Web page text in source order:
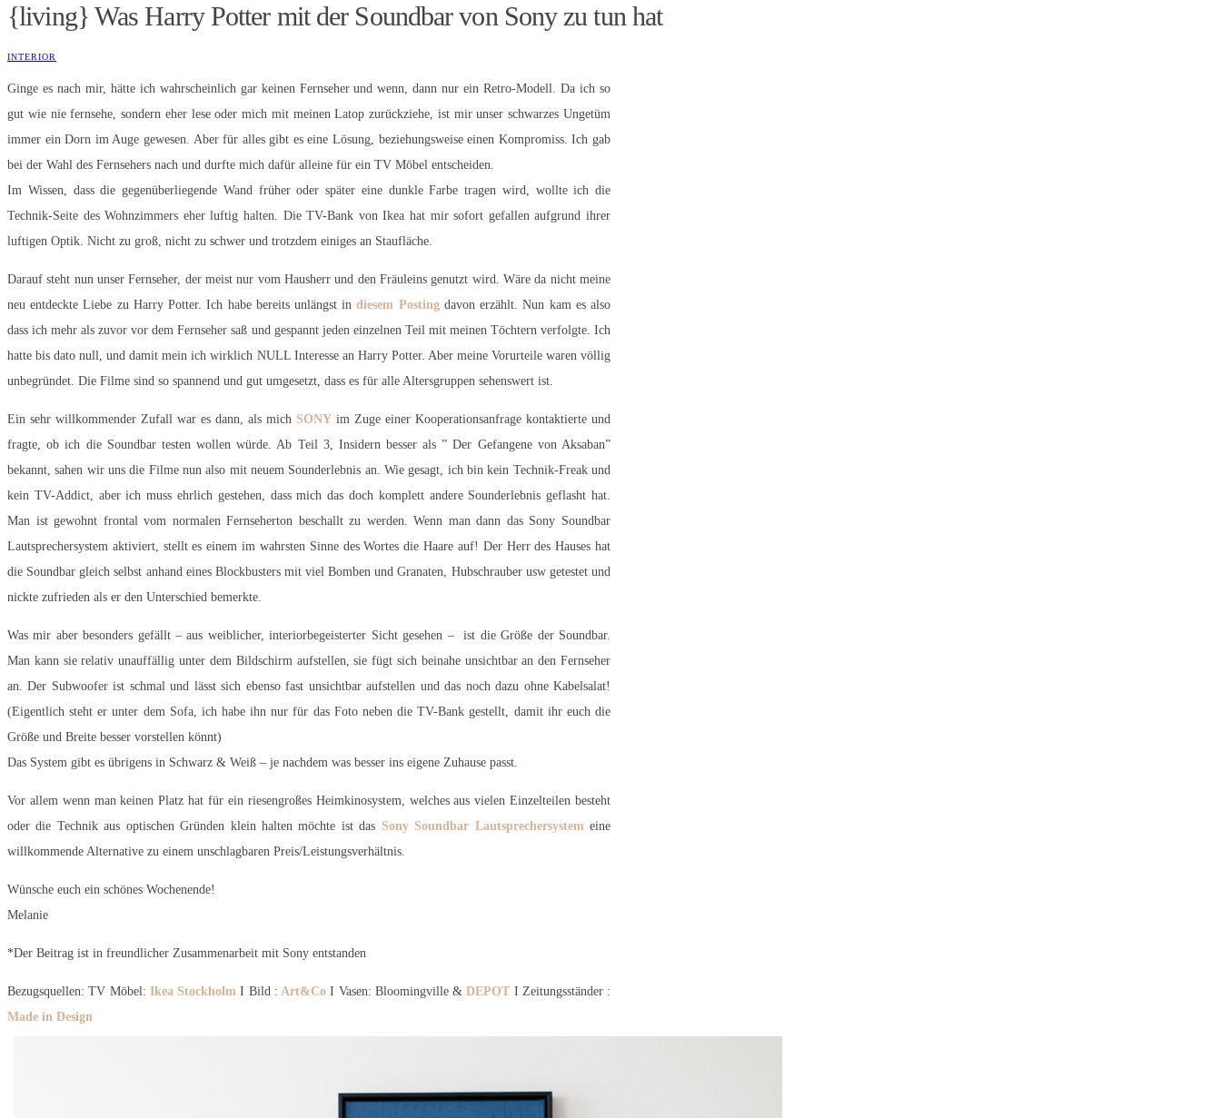
{living} Was Harry Potter mit der Soundbar von Sony zu tun hat
INTERIOR
Ginge es nach mir, hätte ich wahrscheinlich gar keinen Fernseher und wenn, dann nur ein Retro-Modell. Da ich so
gut wie nie fernsehe, sondern eher lese oder mich mit meinen Latop zurückziehe, ist mir unser schwarzes Ungetüm
immer ein Dorn im Auge gewesen. Aber für alles gibt es eine Lösung, beziehungsweise einen Kompromiss. Ich gab
bei der Wahl des Fernsehers nach und durfte mich dafür alleine für ein TV Möbel entscheiden.
Im Wissen, dass die gegenüberliegende Wand früher oder später eine dunkle Farbe tragen wird, wollte ich die
Technik-Seite des Wohnzimmers eher luftig halten. Die TV-Bank von Ikea hat mir sofort gefallen aufgrund ihrer
luftigen Optik. Nicht zu groß, nicht zu schwer und trotzdem einiges an Staufläche.
Darauf steht nun unser Fernseher, der meist nur vom Hausherr und den Fräuleins genutzt wird. Wäre da nicht meine
neu entdeckte Liebe zu Harry Potter. Ich habe bereits unlängst indiesem Postingdavon erzählt. Nun kam es also
dass ich mehr als zuvor vor dem Fernseher saß und gespannt jeden einzelnen Teil mit meinen Töchtern verfolgte. Ich
hatte bis dato null, und damit mein ich wirklich NULL Interesse an Harry Potter. Aber meine Vorurteile waren völlig
unbegründet. Die Filme sind so spannend und gut umgesetzt, dass es für alle Altersgruppen sehenswert ist.
Ein sehr willkommender Zufall war es dann, als mich SONY im Zuge einer Kooperationsanfrage kontaktierte und
fragte, ob ich die Soundbar testen wollen würde. Ab Teil 3, Insidern besser als ” Der Gefangene von Aksaban”
bekannt, sahen wir uns die Filme nun also mit neuem Sounderlebnis an. Wie gesagt, ich bin kein Technik-Freak und
kein TV-Addict, aber ich muss ehrlich gestehen, dass mich das doch komplett andere Sounderlebnis geflasht hat.
Man ist gewohnt frontal vom normalen Fernseherton beschallt zu werden. Wenn man dann das Sony Soundbar
Lautsprechersystem aktiviert, stellt es einem im wahrsten Sinne des Wortes die Haare auf! Der Herr des Hauses hat
die Soundbar gleich selbst anhand eines Blockbusters mit viel Bomben und Granaten, Hubschrauber usw getestet und
nickte zufrieden als er den Unterschied bemerkte.
Was mir aber besonders gefällt – aus weiblicher, interiorbegeisterter Sicht gesehen – ist die Größe der Soundbar.
Man kann sie relativ unauffällig unter dem Bildschirm aufstellen, sie fügt sich beinahe unsichtbar an den Fernseher
an. Der Subwoofer ist schmal und lässt sich ebenso fast unsichtbar aufstellen und das noch dazu ohne Kabelsalat!
(Eigentlich steht er unter dem Sofa, ich habe ihn nur für das Foto neben die TV-Bank gestellt, damit ihr euch die
Größe und Breite besser vorstellen könnt)
Das System gibt es übrigens in Schwarz & Weiß – je nachdem was besser ins eigene Zuhause passt.
Vor allem wenn man keinen Platz hat für ein riesengroßes Heimkinosystem, welches aus vielen Einzelteilen besteht
oder die Technik aus optischen Gründen klein halten möchte ist das Sony Soundbar Lautsprechersystem eine
willkommende Alternative zu einem unschlagbaren Preis/Leistungsverhältnis.
Wünsche euch ein schönes Wochenende!
Melanie
*Der Beitrag ist in freundlicher Zusammenarbeit mit Sony entstanden
Bezugsquellen: TV Möbel: Ikea Stockholm I Bild : Art&Co I Vasen: Bloomingville &DEPOT I Zeitungsständer :
Made in Design